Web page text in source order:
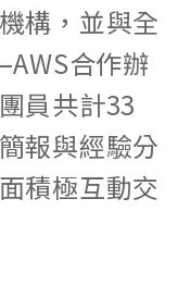
構，並與全
合作辦
員共計33
報與經驗分
積極互動交